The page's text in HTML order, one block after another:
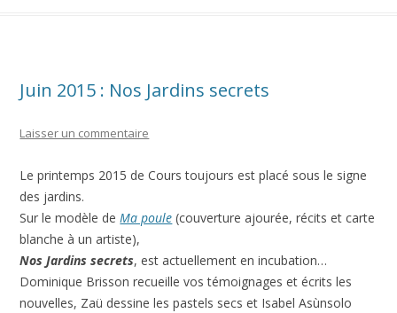
Juin 2015 : Nos Jardins secrets
Laisser un commentaire
Le printemps 2015 de Cours toujours est placé sous le signe
des jardins.
Sur le modèle deMa poule (couverture ajourée, récits et carte
blanche à un artiste),
Nos Jardins secrets, est actuellement en incubation…
Dominique Brisson recueille vos témoignages et écrits les
nouvelles, Zaü dessine les pastels secs et Isabel Asùnsolo